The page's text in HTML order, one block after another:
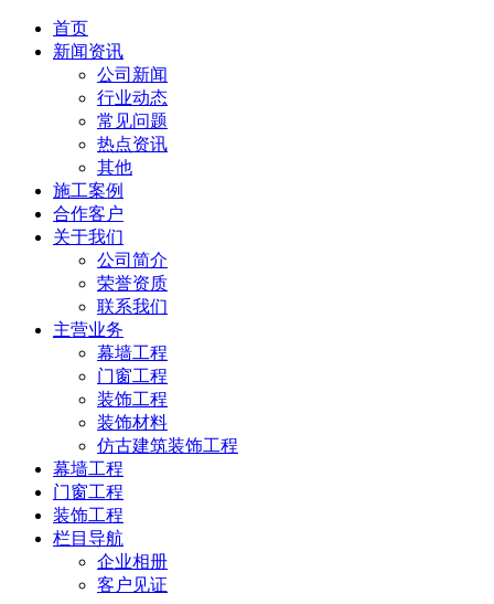
首页
新闻资讯
公司新闻
行业动态
常见问题
热点资讯
其他
施工案例
合作客户
关于我们
公司简介
荣誉资质
联系我们
主营业务
幕墙工程
门窗工程
装饰工程
装饰材料
仿古建筑装饰工程
幕墙工程
门窗工程
装饰工程
栏目导航
企业相册
客户见证